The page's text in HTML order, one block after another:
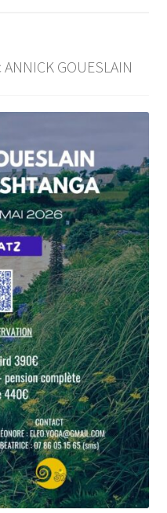
GOUESLAIN